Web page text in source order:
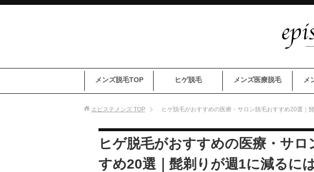
メンズ脱毛TOP ヒゲ脱毛 メンズ医療脱毛 メ
エピステメンズ TOP ヒゲ脱毛がおすすめの医療・サロン脱毛おすすめ20選｜
ヒゲ脱毛がおすすめの医療・サロ
すめ20選｜髭剃りが週1に減るに